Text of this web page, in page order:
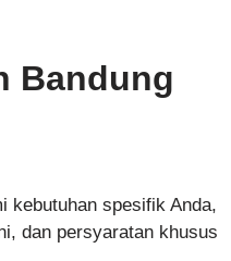
Bandung
kebutuhan spesifik Anda,
dan persyaratan khusus